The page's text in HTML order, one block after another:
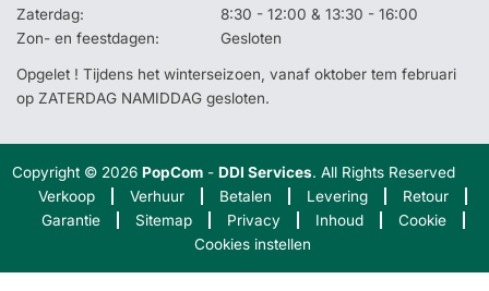
Zaterdag:
8:30 - 12:00 & 13:30 - 16:00
Zon- en feestdagen:
Gesloten
Opgelet ! Tijdens het winterseizoen, vanaf oktober tem februari
op ZATERDAG NAMIDDAG gesloten.
Copyright © 2026PopCom -DDI Services. All Rights Reserved
Verkoop
Verhuur Betalen Levering
Retour
Garantie
Sitemap Privacy Inhoud
Cookie
Cookies instellen